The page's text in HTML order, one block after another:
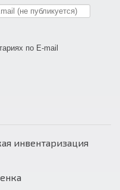
по E-mail
инвентаризация